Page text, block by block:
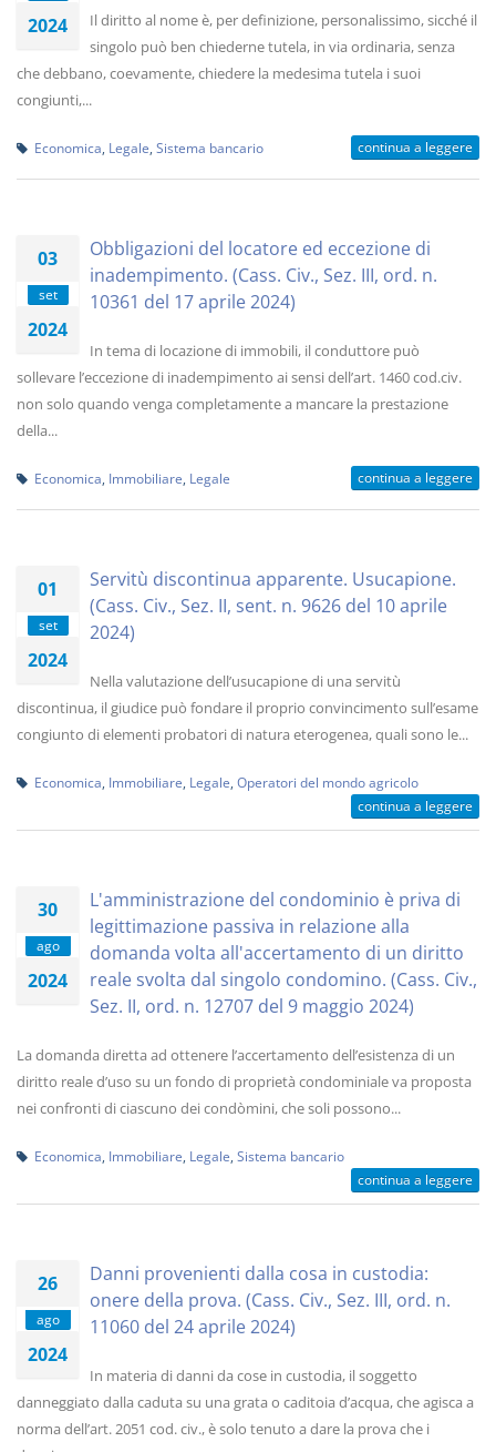
2024
Il diritto al nome è, per definizione, personalissimo, sicché il
singolo può ben chiederne tutela, in via ordinaria, senza
che debbano, coevamente, chiedere la medesima tutela i suoi
congiunti,...
Economica Legale Sistema bancario continua a leggere
03
set
2024
Obbligazioni del locatore ed eccezione di
inadempimento. (Cass. Civ., Sez. III, ord. n.
10361 del 17 aprile 2024)
In tema di locazione di immobili, il conduttore può
sollevare l’eccezione di inadempimento ai sensi dell’art. 1460 cod.civ.
non solo quando venga completamente a mancare la prestazione
della...
Economica Immobiliare Legale continua a leggere
01
set
2024
Servitù discontinua apparente. Usucapione.
(Cass. Civ., Sez. II, sent. n. 9626 del 10 aprile
2024)
Nella valutazione dell’usucapione di una servitù
discontinua, il giudice può fondare il proprio convincimento sull’esame
congiunto di elementi probatori di natura eterogenea, quali sono le...
Economica Immobiliare Legale Operatori del mondo agricolo
continua a leggere
30
ago
2024
L'amministrazione del condominio è priva di
legittimazione passiva in relazione alla
domanda volta all'accertamento di un diritto
reale svolta dal singolo condomino. (Cass. Civ.,
Sez. II, ord. n. 12707 del 9 maggio 2024)
La domanda diretta ad ottenere l’accertamento dell’esistenza di un
diritto reale d’uso su un fondo di proprietà condominiale va proposta
nei confronti di ciascuno dei condòmini, che soli possono...
Economica Immobiliare Legale Sistema bancario
continua a leggere
26
ago
2024
Danni provenienti dalla cosa in custodia:
onere della prova. (Cass. Civ., Sez. III, ord. n.
11060 del 24 aprile 2024)
In materia di danni da cose in custodia, il soggetto
danneggiato dalla caduta su una grata o caditoia d’acqua, che agisca a
norma dell’art. 2051 cod. civ., è solo tenuto a dare la prova che i